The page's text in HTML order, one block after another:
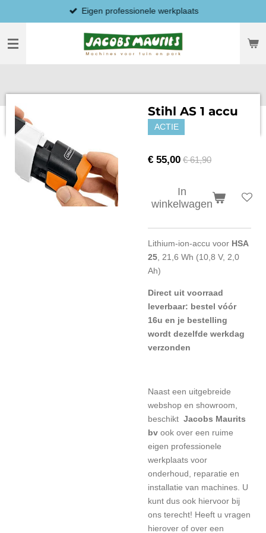
direct
naar
hoofdinhoud
Eigen professionele werkplaats
Stihl AS 1 accu
ACTIE
€ 55,00 € 61,90
In
winkelwagen
Lithium-ion-accu voor HSA
25 , 21,6 Wh (10,8 V, 2,0
Ah)
Direct uit voorraad
leverbaar: bestel vóór
16u en je bestelling
wordt dezelfde werkdag
verzonden
Naast een uitgebreide
webshop en showroom,
beschikt Jacobs Maurits
bv ook over een ruime
eigen professionele
werkplaats voor
onderhoud, reparatie en
installatie van machines. U
kunt dus ook hiervoor bij
ons terecht! Heeft u vragen
hierover of over een